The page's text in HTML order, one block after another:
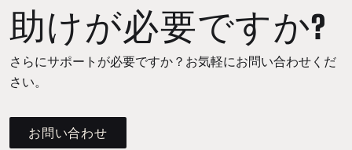
助けが必要ですか?
さらにサポートが必要ですか？お気軽にお問い合わせくだ
さい。
お問い合わせ